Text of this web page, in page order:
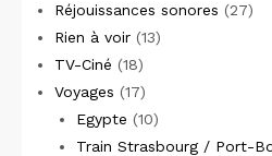
Réjouissances sonores (27)
Rien à voir (13)
TV-Ciné (18)
Voyages (17)
Egypte (10)
Train Strasbourg / Port-